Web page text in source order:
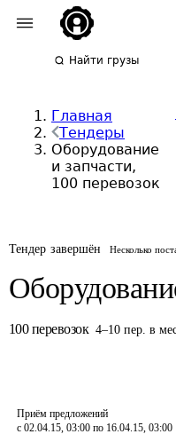
Найти грузы
Главная
Тендеры
Оборудование
и запчасти,
100 перевозок
Тендер завершён Несколько
100 перевозок 4–10 пер. в
Приём предложений
с 02.04.15, 03:00 по 16.04.15, 03:00